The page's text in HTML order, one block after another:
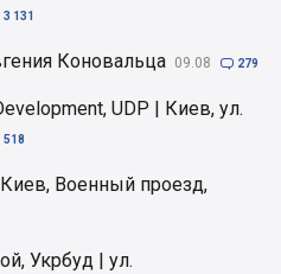
3 131
Коновальца 09.08  279
UDP | Киев, ул.
518
Военный проезд,
Укрбуд | ул.